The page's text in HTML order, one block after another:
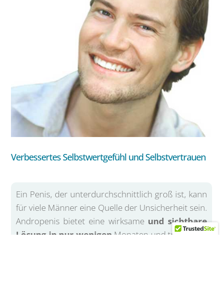
Verbessertes Selbstwertgefühl und Selbstvertrauen
Ein Penis, der unterdurchschnittlich groß ist, kann
für viele Männer eine Quelle der Unsicherheit sein.
Andropenis bietet eine wirksame und sichtbare
Lösung in nur wenigen Monaten und trägt dazu